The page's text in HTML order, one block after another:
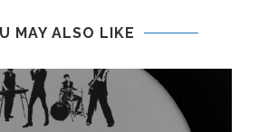
MAY ALSO LIKE